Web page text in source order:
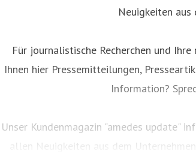
Leiterin Kommunikation
group.com
+49 172
Neuigkeiten aus
Für journalistische Recherchen und
Ihnen hier Pressemitteilungen,
Information?
Unser Kundenmagazin "amedes update"
allen Neuigkeiten aus dem